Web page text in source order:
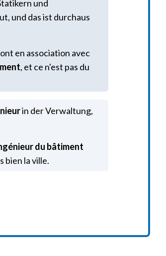
und
und das ist durchaus
en association avec
, et ce n'est pas du
in der Verwaltung,
du bâtiment
bien la ville.